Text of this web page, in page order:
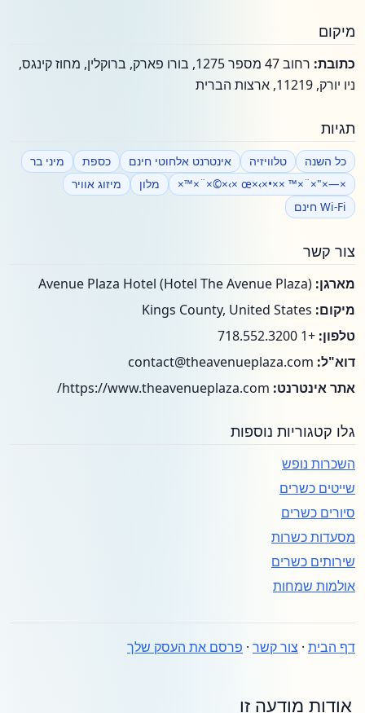
מיקום
כתובת:
רחוב 47 מספר 1275, בורו פארק, ברוקלין, מחוז קינגס,
ניו יורק, 11219, ארצות הברית
תגיות
כל השנה טלוויזיה אינטרנט אלחוטי חינם כספת
מיני בר
×—×"×¨×™ ××•×›×œ ×›×©×¨×™×
מלון
מיזוג אוויר
Wi-Fi חינם
צור קשר
מארגן:
מיקום:
טלפון: +1 718.552.3200
דוא"ל: contact@theavenueplaza.com
אתר אינטרנט:
גלו קטגוריות נוספות
השכרות נופש
שייטים כשרים
סיורים כשרים
מסעדות כשרות
שירותים כשרים
אולמות שמחות
דף הבית · צור קשר · פרסם את העסק שלך
אודות מודעה זו